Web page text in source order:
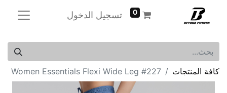
0 تسجيل الدخول
كافة المنتجات Women Essentials Flexi Wide Leg #227